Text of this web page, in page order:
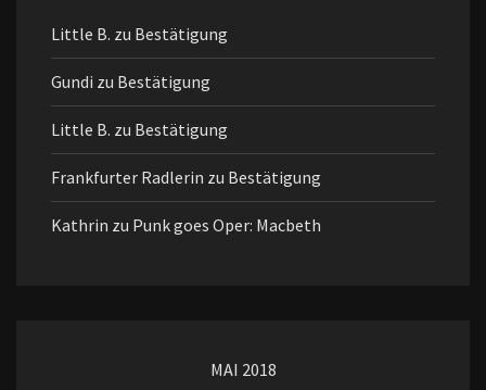
Little B. zu Bestätigung
Gundi zu Bestätigung
Little B. zu Bestätigung
Frankfurter Radlerin zu Bestätigung
Kathrin zu Punk goes Oper: Macbeth
MAI 2018